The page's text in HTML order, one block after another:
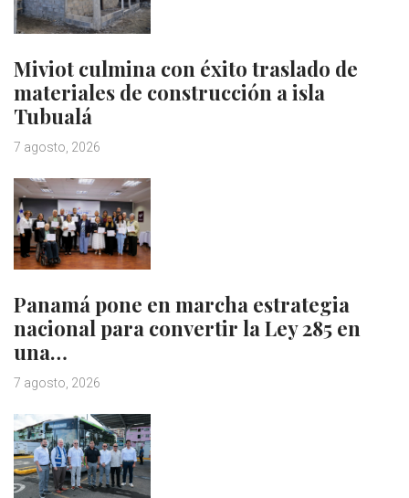
Miviot culmina con éxito traslado de
materiales de construcción a isla
Tubualá
7 agosto, 2026
Panamá pone en marcha estrategia
nacional para convertir la Ley 285 en
una…
7 agosto, 2026